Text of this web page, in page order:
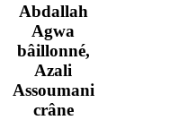
Abdallah
Agwa
bâillonné,
Azali
Assoumani
crâne